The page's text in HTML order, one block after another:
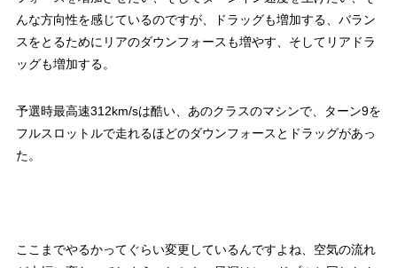
んな方向性を感じているのですが、ドラッグも増加する、バラン
スをとるためにリアのダウンフォースも増やす、そしてリアドラ
ッグも増加する。
予選時最高速312km/sは酷い、あのクラスのマシンで、ターン9を
フルスロットルで走れるほどのダウンフォースとドラッグがあっ
た。
ここまでやるかってぐらい変更しているんですよね、空気の流れ